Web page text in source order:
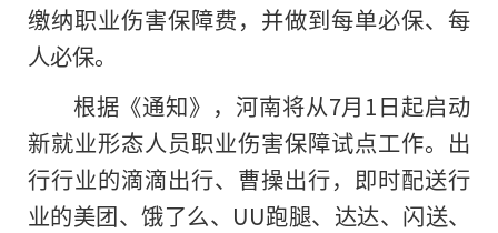
缴纳职业伤害保障费，并做到每单必保、每
人必保。
根据《通知》，河南将从7月1日起启动
新就业形态人员职业伤害保障试点工作。出
行行业的滴滴出行、曹操出行，即时配送行
业的美团、饿了么、UU跑腿、达达、闪送、